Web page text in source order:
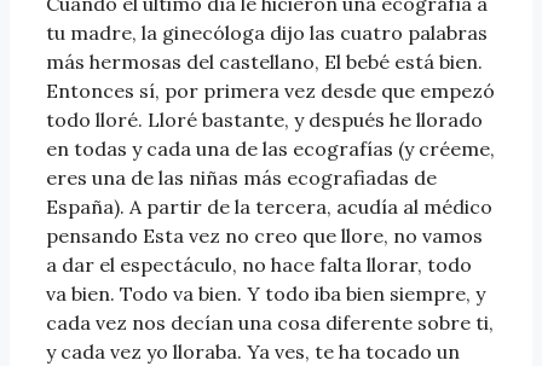
tu madre, la ginecóloga dijo las cuatro palabras
más hermosas del castellano, El bebé está bien.
Entonces sí, por primera vez desde que empezó
todo lloré. Lloré bastante, y después he llorado
en todas y cada una de las ecografías (y créeme,
eres una de las niñas más ecografiadas de
España). A partir de la tercera, acudía al médico
pensando Esta vez no creo que llore, no vamos
a dar el espectáculo, no hace falta llorar, todo
va bien. Todo va bien. Y todo iba bien siempre, y
cada vez nos decían una cosa diferente sobre ti,
y cada vez yo lloraba. Ya ves, te ha tocado un